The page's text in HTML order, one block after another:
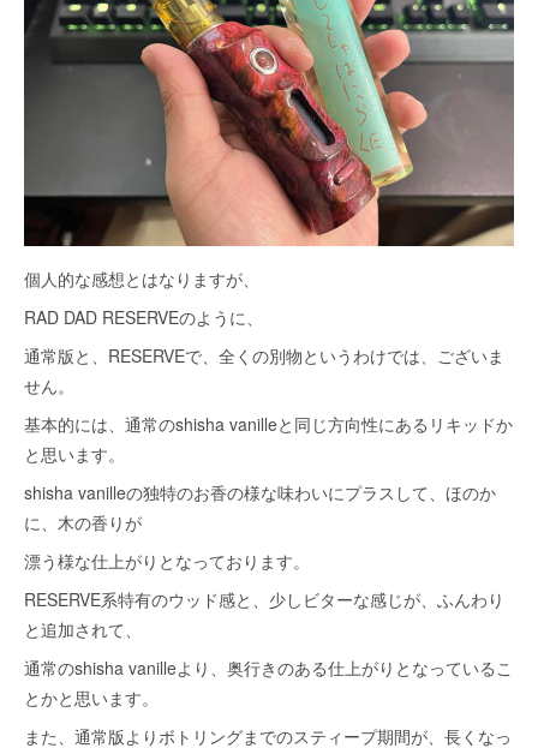
個人的な感想とはなりますが、
RAD DAD RESERVEのように、
通常版と、RESERVEで、全くの別物というわけでは、ございま
せん。
基本的には、通常のshisha vanilleと同じ方向性にあるリキッドか
と思います。
shisha vanilleの独特のお香の様な味わいにプラスして、ほのか
に、木の香りが
漂う様な仕上がりとなっております。
RESERVE系特有のウッド感と、少しビターな感じが、ふんわり
と追加されて、
通常のshisha vanilleより、奥行きのある仕上がりとなっているこ
とかと思います。
また、通常版よりボトリングまでのスティープ期間が、長くなっ